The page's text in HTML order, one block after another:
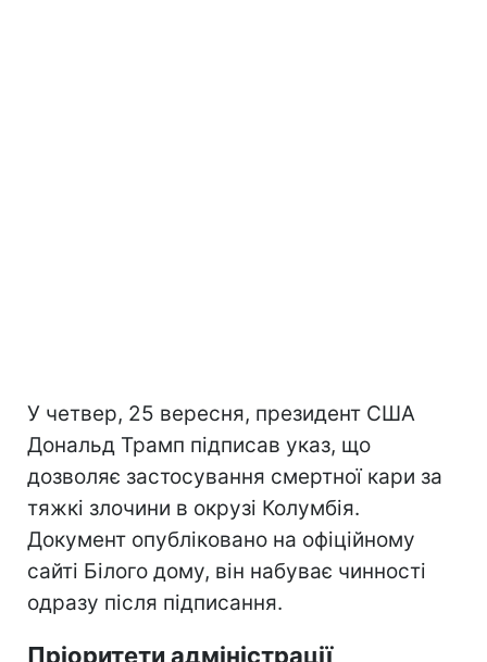
У четвер, 25 вересня, президент США
Дональд Трамп підписав указ, що
дозволяє застосування смертної кари за
тяжкі злочини в окрузі Колумбія.
Документ опубліковано на офіційному
сайті Білого дому, він набуває чинності
одразу після підписання.
Пріоритети адміністрації